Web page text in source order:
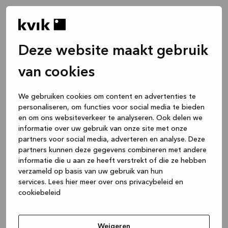
Deze website maakt gebruik
van cookies
We gebruiken cookies om content en advertenties te
personaliseren, om functies voor social media te bieden
en om ons websiteverkeer te analyseren. Ook delen we
informatie over uw gebruik van onze site met onze
partners voor social media, adverteren en analyse. Deze
partners kunnen deze gegevens combineren met andere
informatie die u aan ze heeft verstrekt of die ze hebben
verzameld op basis van uw gebruik van hun
services. Lees hier meer over ons privacybeleid en
cookiebeleid
Weigeren
(see the browser console for more